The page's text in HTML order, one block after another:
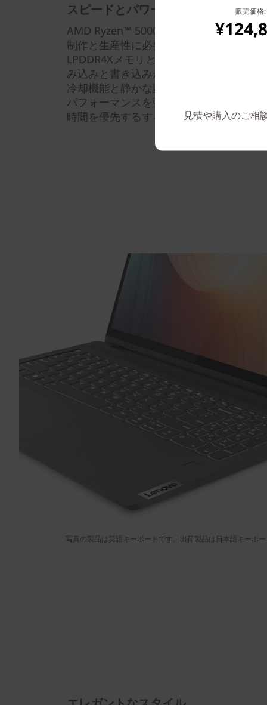
スピードとパワー
AMD Ryzen™ 5000Uシリーズ モバイル
制作と生産性に必要なパフォーマンスを
LPDDR4XメモリとSSD(PCIe NVMe/
み込みと書き込みが可能です。インテリ
冷却機能と静かな動作環境を提供します
パフォーマンスを強化したり、タスクの
時間を優先するすることができます。
写真の製品は英語キーボードです。出荷製品は日本語キーボ
販売価格:
見積や購入のご相